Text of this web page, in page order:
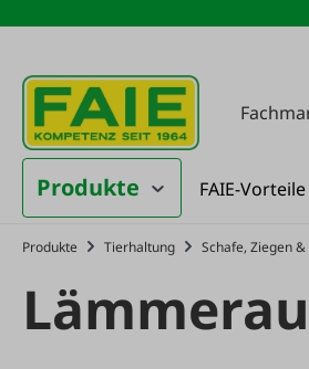
Hauptinhalt springen
Zur Suche springen
Zur Hauptnavigation springen
Produkte FAIE-Vorteile
Produkte Tierhaltung Schafe, Ziegen &